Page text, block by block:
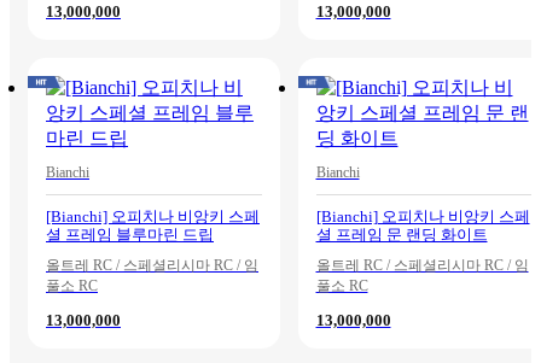
13,000,000 13,000,000
Bianchi
[Bianchi] 오피치나 비앙키 스페
셜 프레임 블루마린 드립
올트레 RC / 스페셜리시마 RC / 임
풀소 RC
13,000,000
Bianchi
[Bianchi] 오피치나 비앙키 스페
셜 프레임 문 랜딩 화이트
올트레 RC / 스페셜리시마 RC / 임
풀소 RC
13,000,000